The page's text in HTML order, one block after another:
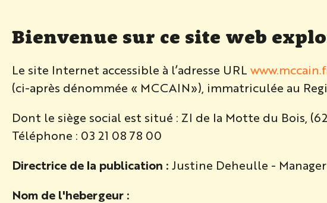
Bienvenue sur ce site web
Le site Internet accessible à l’adresse URL
(ci-après dénommée « MCCAIN»), immatriculée au
Dont le siège social est situé : ZI de la Motte du Bois,
Téléphone : 03 21 08 78 00
Directrice de la publication : Justine Deheulle -
Nom de l'hebergeur :